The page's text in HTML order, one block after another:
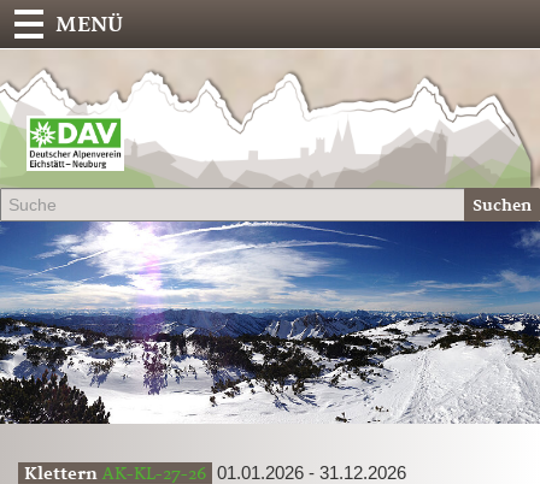
Suchen
MENÜ
Klettern AK-KL-27-26 01.01.2026 - 31.12.2026